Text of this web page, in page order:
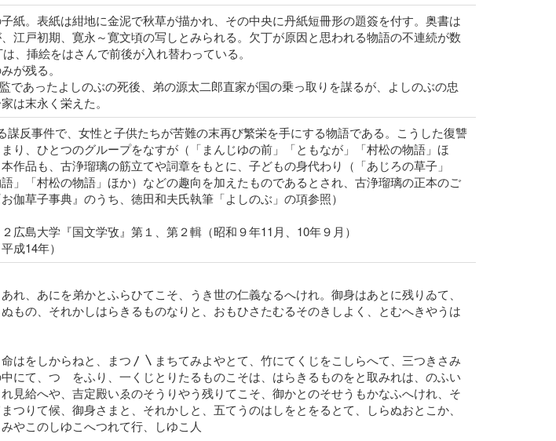
紙。表紙は紺地に金泥で秋草が描かれ、その中央に丹紙短冊形の題簽を付す。奥書は
江戸初期、寛永～寛文頃の写しとみられる。欠丁が原因と思われる物語の不連続が数
、挿絵をはさんで前後が入れ替わっている。
が残る。
であったよしのぶの死後、弟の源太二郎直家が国の乗っ取りを謀るが、よしのぶの忠
は末永く栄えた。
反事件で、女性と子供たちが苦難の末再び繁栄を手にする物語である。こうした復讐
り、ひとつのグループをなすが（「まんじゆの前」「ともなが」「村松の物語」ほ
作品も、古浄瑠璃の筋立てや詞章をもとに、子どもの身代わり（「あじろの草子」
」「村松の物語」ほか）などの趣向を加えたものであるとされ、古浄瑠璃の正本のご
伽草子事典』のうち、徳田和夫氏執筆「よしのぶ」の項参照）
広島大学『国文学攷』第１、第２輯（昭和９年11月、10年９月）
成14年）
れ、あにを弟かとふらひてこそ、うき世の仁義なるへけれ。御身はあとに残りゐて、
もの、それかしはらきるものなりと、おもひさたむるそのきしよく、とむへきやうは
はをしからねと、まつ〳〵まちてみよやとて、竹にてくじをこしらへて、三つきさみ
にて、つゝをふり、一くじとりたるものこそは、はらきるものをと取みれは、のふい
見給へや、吉定殿いゑのそうりやう残りてこそ、御かとのそせうもかなふへけれ、そ
つりて候、御身さまと、それかしと、五てうのはしをとをるとて、しらぬおとこか、
やこのしゆこへつれて行、しゆこ人